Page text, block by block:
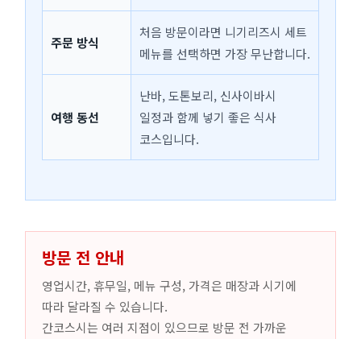
주문 방식
처음 방문이라면 니기리즈시 세트
메뉴를 선택하면 가장 무난합니다.
여행 동선
난바, 도톤보리, 신사이바시
일정과 함께 넣기 좋은 식사
코스입니다.
방문 전 안내
영업시간, 휴무일, 메뉴 구성, 가격은 매장과 시기에
따라 달라질 수 있습니다.
간코스시는 여러 지점이 있으므로 방문 전 가까운